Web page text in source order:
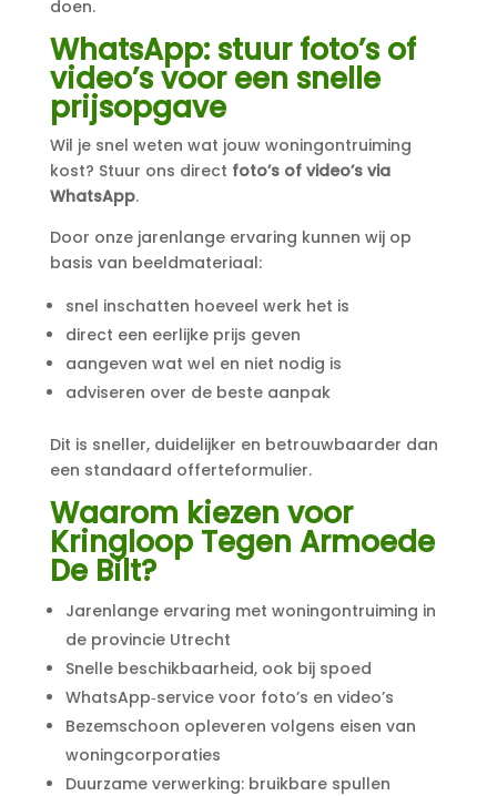
doen.
WhatsApp: stuur foto’s of
video’s voor een snelle
prijsopgave
Wil je snel weten wat jouw woningontruiming
kost? Stuur ons direct foto’s of video’s via
WhatsApp.
Door onze jarenlange ervaring kunnen wij op
basis van beeldmateriaal:
snel inschatten hoeveel werk het is
direct een eerlijke prijs geven
aangeven wat wel en niet nodig is
adviseren over de beste aanpak
Dit is sneller, duidelijker en betrouwbaarder dan
een standaard offerteformulier.
Waarom kiezen voor
Kringloop Tegen Armoede
De Bilt?
Jarenlange ervaring met woningontruiming in
de provincie Utrecht
Snelle beschikbaarheid, ook bij spoed
WhatsApp‑service voor foto’s en video’s
Bezemschoon opleveren volgens eisen van
woningcorporaties
Duurzame verwerking: bruikbare spullen